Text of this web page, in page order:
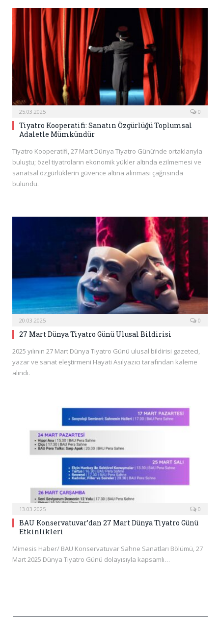
25.03.2025 0
Tiyatro Kooperatifi: Sanatın Özgürlüğü Toplumsal
Adaletle Mümkündür
Tiyatro Kooperatifi, 27 Mart Dünya Tiyatro Günü’nde ortaklarıyla
buluştu; özel tiyatroların ekonomik yükler altında ezilmemesi ve
sanatsal özgürlüklerin güvence altına alınması çağrısında
bulundu.
20.03.2025 0
27 Mart Dünya Tiyatro Günü Ulusal Bildirisi
2025 yılının 27 Mart Dünya Tiyatro Günü ulusal bildirisi gazeteci,
yazar ve sanat eleştirmeni Hayati Asılyazıcı tarafından kaleme
alındı.
13.03.2025 0
BAU Konservatuvar’dan 27 Mart Dünya Tiyatro Günü
Etkinlikleri
Mimesis Haber/ BAU Konservatuvar Sahne Sanatları Bölümü, 27
Mart 2025 Dünya Tiyatro Günü dolayısıyla kapsamlı…